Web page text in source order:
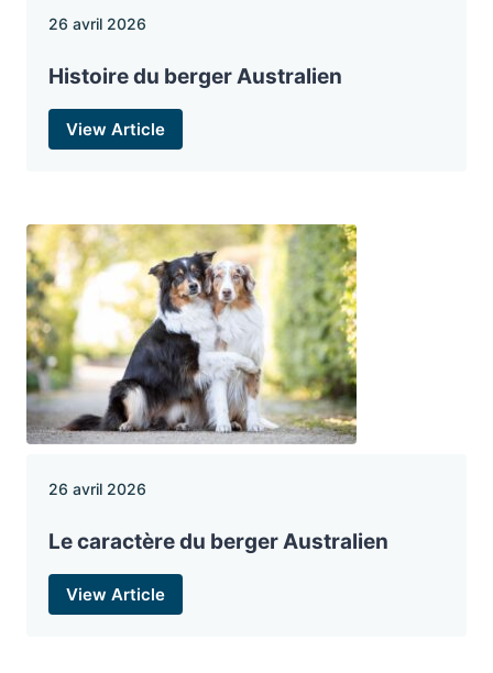
26 avril 2026
Histoire du berger Australien
View Article
26 avril 2026
Le caractère du berger Australien
View Article